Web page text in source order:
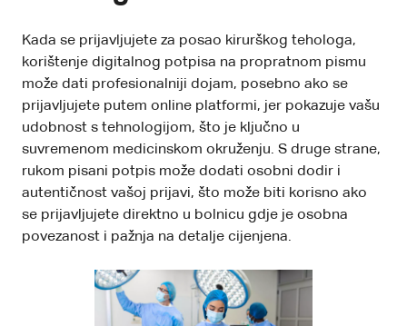
Kada se prijavljujete za posao kirurškog tehologa,
korištenje digitalnog potpisa na propratnom pismu
može dati profesionalniji dojam, posebno ako se
prijavljujete putem online platformi, jer pokazuje vašu
udobnost s tehnologijom, što je ključno u
suvremenom medicinskom okruženju. S druge strane,
rukom pisani potpis može dodati osobni dodir i
autentičnost vašoj prijavi, što može biti korisno ako
se prijavljujete direktno u bolnicu gdje je osobna
povezanost i pažnja na detalje cijenjena.